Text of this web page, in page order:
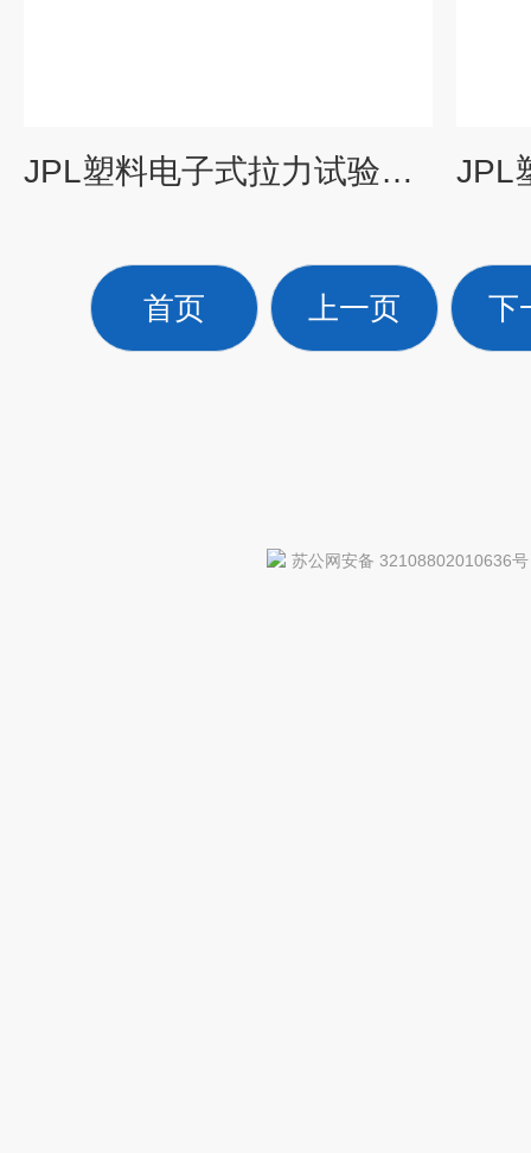
JPL塑料电子式拉力试验机，塑料电脑拉力机
首页 上一页 下
苏公网安备 32108802010636号